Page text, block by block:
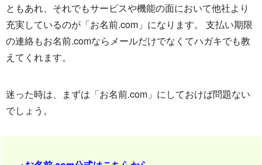
ともあれ、それでもサービスや機能の面において他社より
充実しているのが「お名前.com」になります。 支払い期限
の連絡もお名前.comならメールだけでなくてハガキでも教
えてくれます。
迷った時は、まずは「お名前.com」にしておけば問題ない
でしょう。